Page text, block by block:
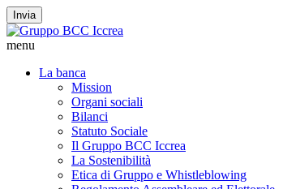
Invia
menu
La banca
Mission
Organi sociali
Bilanci
Statuto Sociale
Il Gruppo BCC Iccrea
La Sostenibilità
Etica di Gruppo e Whistleblowing